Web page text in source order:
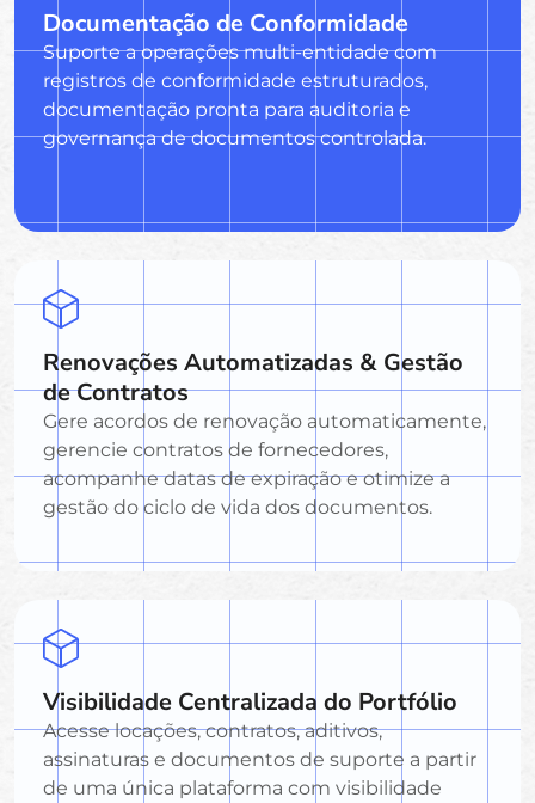
Documentação de Conformidade
Suporte a operações multi-entidade com
registros de conformidade estruturados,
documentação pronta para auditoria e
governança de documentos controlada.
Renovações Automatizadas & Gestão
de Contratos
Gere acordos de renovação automaticamente,
gerencie contratos de fornecedores,
acompanhe datas de expiração e otimize a
gestão do ciclo de vida dos documentos.
Visibilidade Centralizada do Portfólio
Acesse locações, contratos, aditivos,
assinaturas e documentos de suporte a partir
de uma única plataforma com visibilidade